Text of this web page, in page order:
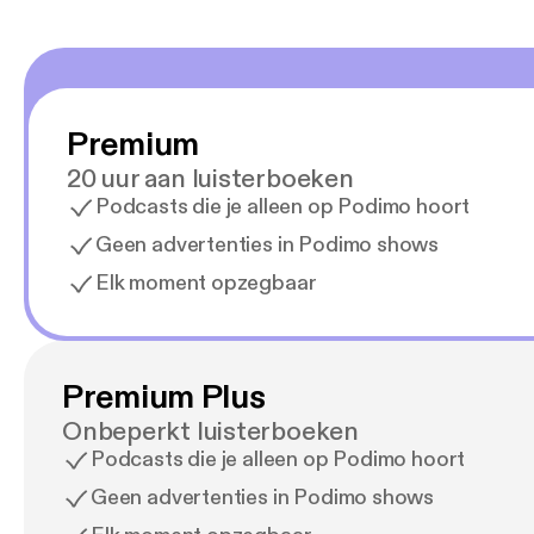
Premium
20 uur aan luisterboeken
Podcasts die je alleen op Podimo hoort
Geen advertenties in Podimo shows
Elk moment opzegbaar
Premium Plus
Onbeperkt luisterboeken
Podcasts die je alleen op Podimo hoort
Geen advertenties in Podimo shows